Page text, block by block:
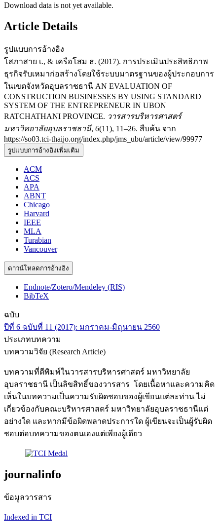
Download data is not yet available.
Article Details
รูปแบบการอ้างอิง
โสภาสาย เ., & เครือโสม ธ. (2017). การประเมินประสิทธิภาพ
ธุรกิจรับเหมาก่อสร้างโดยใช้ระบบมาตรฐานของผู้ประกอบการ
ในเขตจังหวัดอุบลราชธานี AN EVALUATION OF
CONSTRUCTION BUSINESSES BY USING STANDARD
SYSTEM OF THE ENTREPRENEUR IN UBON
RATCHATHANI PROVINCE. วารสารบริหารศาสตร์
มหาวิทยาลัยอุบลราชธานี, 6(11), 11–26. สืบค้น จาก
https://so03.tci-thaijo.org/index.php/jms_ubu/article/view/99977
รูปแบบการอ้างอิงเพิ่มเติม
ACM
ACS
APA
ABNT
Chicago
Harvard
IEEE
MLA
Turabian
Vancouver
ดาวน์โหลดการอ้างอิง
Endnote/Zotero/Mendeley (RIS)
BibTeX
ฉบับ
ปีที่ 6 ฉบับที่ 11 (2017): มกราคม-มิถุนายน 2560
ประเภทบทความ
บทความวิจัย (Research Article)
บทความที่ตีพิมพ์ในวารสารบริหารศาสตร์ มหาวิทยาลัย
อุบลราชธานี เป็นลิขสิทธิ์ของวารสาร โดยเนื้อหาและความคิด
เห็นในบทความเป็นความรับผิดชอบของผู้เขียนแต่ละท่าน ไม่
เกี่ยวข้องกับคณะบริหารศาสตร์ มหาวิทยาลัยอุบลราชธานีแต่
อย่างใด และหากมีข้อผิดพลาดประการใด ผู้เขียนจะเป็นผู้รับผิด
ชอบต่อบทความของตนเองแต่เพียงผู้เดียว
journalinfo
ข้อมูลวารสาร
Indexed in TCI